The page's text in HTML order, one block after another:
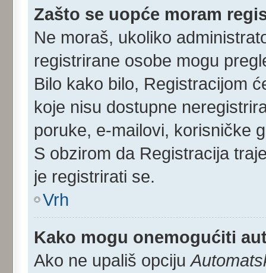
Zašto se uopće moram
Ne moraš, ukoliko
registrirane osobe mogu
Bilo kako bilo, Registracijom
koje nisu dostupne
poruke, e-mailovi, korisničke
S obzirom da Registracija
je registrirati se.
Vrh
Kako mogu onemogućiti
Ako ne upališ opciju